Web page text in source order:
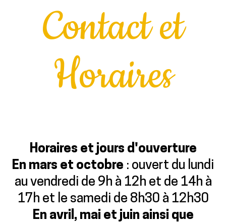
Contact et
Horaires
Horaires et jours d'ouverture
En mars et octobre : ouvert du lundi
au vendredi de 9h à 12h et de 14h à
17h et le samedi de 8h30 à 12h30
En avril, mai et juin ainsi que